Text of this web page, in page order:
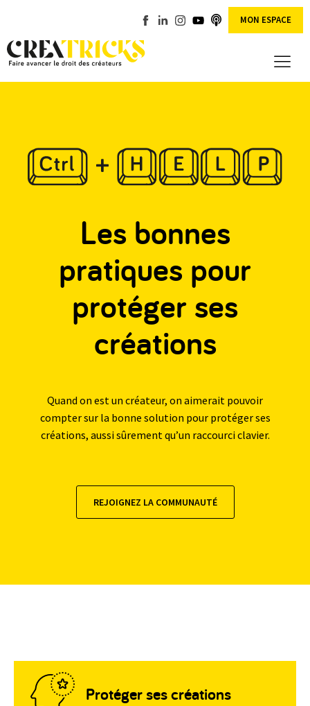
MON ESPACE
Les bonnes
pratiques pour
protéger ses
créations
Quand on est un créateur, on aimerait pouvoir
compter sur la bonne solution pour protéger ses
créations, aussi sûrement qu’un raccourci clavier.
REJOIGNEZ LA COMMUNAUTÉ
Protéger ses créations